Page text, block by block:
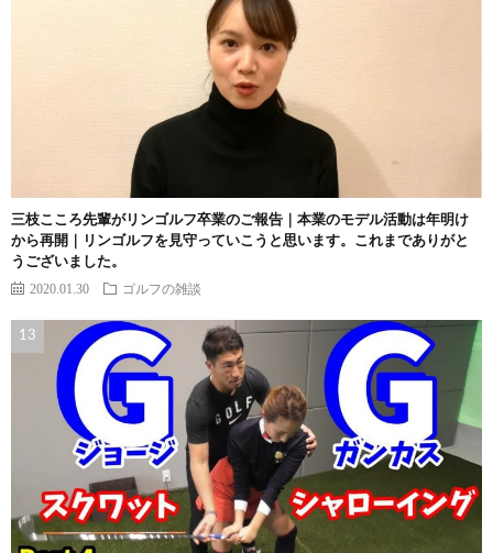
三枝こころ先輩がリンゴルフ卒業のご報告｜本業のモデル活動は年明け
から再開｜リンゴルフを見守っていこうと思います。これまでありがと
うございました。
2020.01.30 ゴルフの雑談